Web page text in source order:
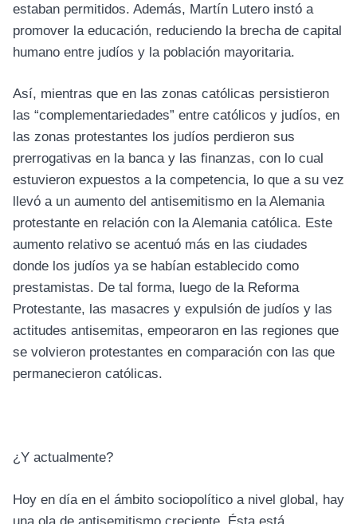
estaban permitidos. Además, Martín Lutero instó a
promover la educación, reduciendo la brecha de capital
humano entre judíos y la población mayoritaria.
Así, mientras que en las zonas católicas persistieron
las “complementariedades” entre católicos y judíos, en
las zonas protestantes los judíos perdieron sus
prerrogativas en la banca y las finanzas, con lo cual
estuvieron expuestos a la competencia, lo que a su vez
llevó a un aumento del antisemitismo en la Alemania
protestante en relación con la Alemania católica. Este
aumento relativo se acentuó más en las ciudades
donde los judíos ya se habían establecido como
prestamistas. De tal forma, luego de la Reforma
Protestante, las masacres y expulsión de judíos y las
actitudes antisemitas, empeoraron en las regiones que
se volvieron protestantes en comparación con las que
permanecieron católicas.
¿Y actualmente?
Hoy en día en el ámbito sociopolítico a nivel global, hay